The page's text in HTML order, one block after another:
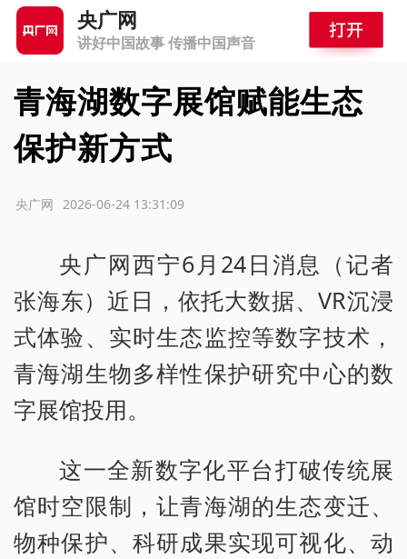
央广网
讲好中国故事 传播中国声音
青海湖数字展馆赋能生态
保护新方式
2026-06-24 13:31:09
央广网
央广网西宁6月24日消息（记者
张海东）近日，依托大数据、VR沉浸
式体验、实时生态监控等数字技术，
青海湖生物多样性保护研究中心的数
字展馆投用。
这一全新数字化平台打破传统展
馆时空限制，让青海湖的生态变迁、
物种保护、科研成果实现可视化、动